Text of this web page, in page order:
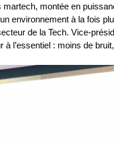
montée en
environnement à la fois
de la Tech. Vice-
l’essentiel : moins de